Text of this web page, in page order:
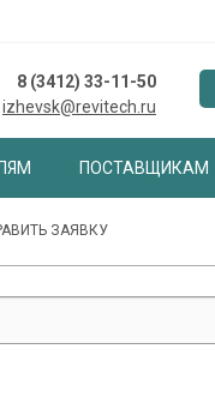
8 (3412) 33-11-50
izhevsk@revitech.ru
ПОСТАВЩИКАМ
ЗАЯВКУ